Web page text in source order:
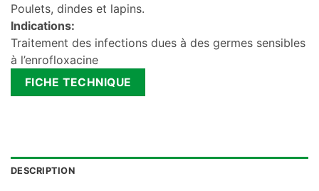
Poulets, dindes et lapins.
Indications:
Traitement des infections dues à des germes sensibles
à l’enrofloxacine
FICHE TECHNIQUE
DESCRIPTION